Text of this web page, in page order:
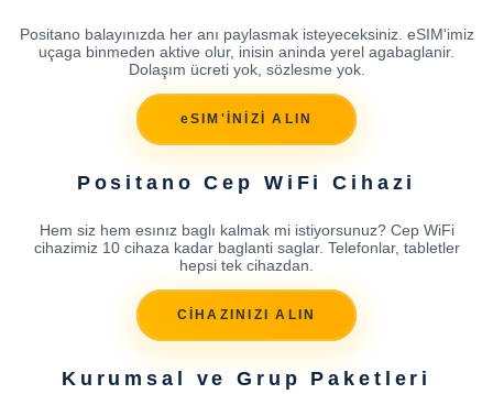
Positano balayınızda her anı paylasmak isteyeceksiniz. eSIM'imiz
uçaga binmeden aktive olur, inisin aninda yerel agabaglanir.
Dolaşım ücreti yok, sözlesme yok.
eSIM'İNİZİ ALIN
Positano Cep WiFi Cihazi
Hem siz hem esınız baglı kalmak mi istiyorsunuz? Cep WiFi
cihazimiz 10 cihaza kadar baglanti saglar. Telefonlar, tabletler
hepsi tek cihazdan.
CİHAZINIZI ALIN
Kurumsal ve Grup Paketleri